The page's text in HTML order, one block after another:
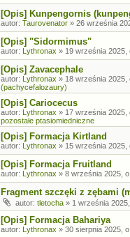
[Opis] Kunpengornis
autor: Taurovenator » 26 września
[Opis] "Sidormimus"
autor: Lythronax » 19 września 2025,
[Opis] Zavacephale
autor: Lythronax » 18 września 2025,
(pachycefalozaury)
[Opis] Cariocecus
autor: Lythronax » 17 września 2025,
pozostałe ptasiomiedniczne
[Opis] Formacja Kirtland
autor: Lythronax » 15 września 2025,
[Opis] Formacja Fruitland
autor: Lythronax » 8 września 2025,
Fragment szczęki z zębami
autor: tletocha » 1 września
[Opis] Formacja Bahariya
autor: Lythronax » 30 sierpnia 2025,